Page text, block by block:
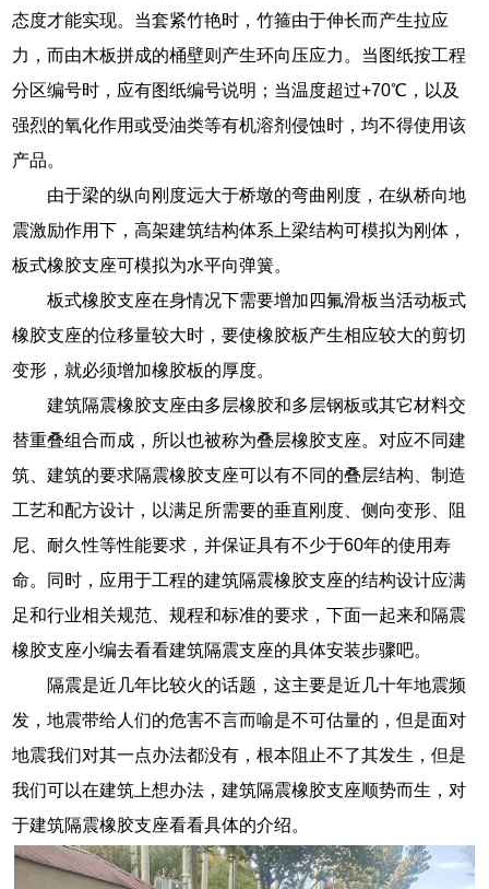
态度才能实现。当套紧竹艳时，竹箍由于伸长而产生拉应
力，而由木板拼成的桶壁则产生环向压应力。当图纸按工程
分区编号时，应有图纸编号说明；当温度超过+70℃，以及
强烈的氧化作用或受油类等有机溶剂侵蚀时，均不得使用该
产品。
由于梁的纵向刚度远大于桥墩的弯曲刚度，在纵桥向地
震激励作用下，高架建筑结构体系上梁结构可模拟为刚体，
板式橡胶支座可模拟为水平向弹簧。
板式橡胶支座在身情况下需要增加四氟滑板当活动板式
橡胶支座的位移量较大时，要使橡胶板产生相应较大的剪切
变形，就必须增加橡胶板的厚度。
建筑隔震橡胶支座由多层橡胶和多层钢板或其它材料交
替重叠组合而成，所以也被称为叠层橡胶支座。对应不同建
筑、建筑的要求隔震橡胶支座可以有不同的叠层结构、制造
工艺和配方设计，以满足所需要的垂直刚度、侧向变形、阻
尼、耐久性等性能要求，并保证具有不少于60年的使用寿
命。同时，应用于工程的建筑隔震橡胶支座的结构设计应满
足和行业相关规范、规程和标准的要求，下面一起来和隔震
橡胶支座小编去看看建筑隔震支座的具体安装步骤吧。
隔震是近几年比较火的话题，这主要是近几十年地震频
发，地震带给人们的危害不言而喻是不可估量的，但是面对
地震我们对其一点办法都没有，根本阻止不了其发生，但是
我们可以在建筑上想办法，建筑隔震橡胶支座顺势而生，对
于建筑隔震橡胶支座看看具体的介绍。